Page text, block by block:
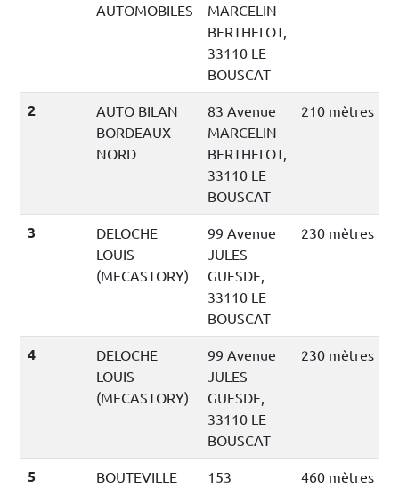
AUTOMOBILES
MARCELIN
BERTHELOT,
33110 LE
BOUSCAT
2
AUTO BILAN
BORDEAUX
NORD
83 Avenue
MARCELIN
BERTHELOT,
33110 LE
BOUSCAT
210 mètres
3
DELOCHE
LOUIS
(MECASTORY)
99 Avenue
JULES
GUESDE,
33110 LE
BOUSCAT
230 mètres
4
DELOCHE
LOUIS
(MECASTORY)
99 Avenue
JULES
GUESDE,
33110 LE
BOUSCAT
230 mètres
5
BOUTEVILLE
153
460 mètres